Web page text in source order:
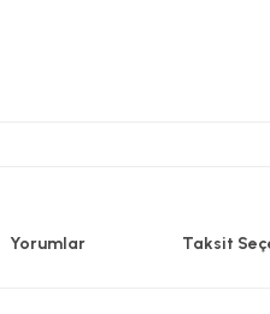
Yorumlar Taksit